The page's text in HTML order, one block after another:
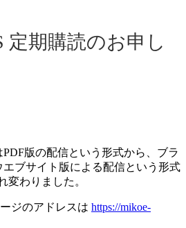
定期購読のお申し
版の配信という形式から、ブラ
ブサイト版による配信という形式
変わりました。
ジのアドレスは https://mikoe-